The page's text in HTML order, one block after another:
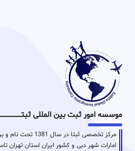
موسسه امور ثبت بین المللی
مرکز تخصصی ثبتا در
امارات شهر دبی و کشور ایران استان تهران